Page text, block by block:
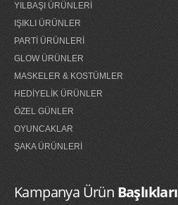
YILBAŞI ÜRÜNLERİ
IŞIKLI ÜRÜNLER
PARTİ ÜRÜNLERİ
GLOW ÜRÜNLER
MASKELER & KOSTÜMLER
HEDİYELİK ÜRÜNLER
ÖZEL GÜNLER
OYUNCAKLAR
ŞAKA ÜRÜNLERİ
Kampanya Ürün Başlıkları